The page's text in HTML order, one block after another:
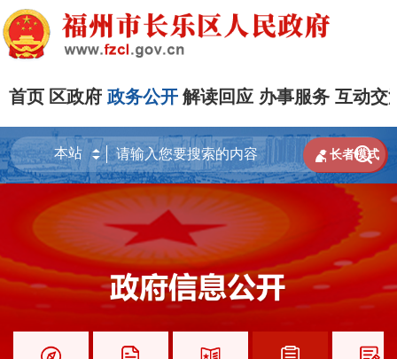
首页 区政府 政务公开 解读回应 办事服务 互动交

 长者模式